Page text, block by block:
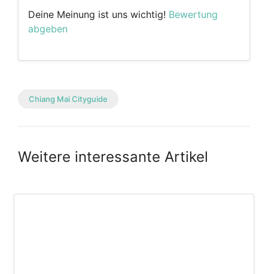
Deine Meinung ist uns wichtig! Bewertung
abgeben
Chiang Mai Cityguide
Weitere interessante Artikel